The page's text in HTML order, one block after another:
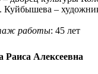
Куйбышева –
работы: 45 лет
Раиса Алексеевна